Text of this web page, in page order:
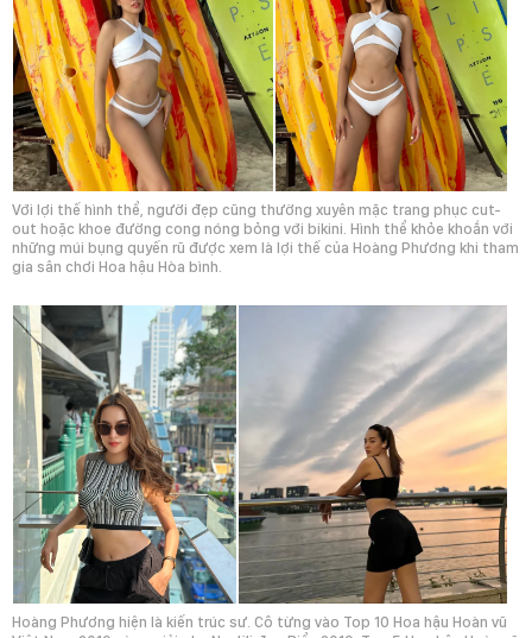
Với lợi thế hình thể, người đẹp cũng thường xuyên mặc trang phục cut-
out hoặc khoe đường cong nóng bỏng với bikini. Hình thể khỏe khoắn với
những múi bụng quyến rũ được xem là lợi thế của Hoàng Phương khi tham
gia sân chơi Hoa hậu Hòa bình.
Hoàng Phương hiện là kiến trúc sư. Cô từng vào Top 10 Hoa hậu Hoàn vũ